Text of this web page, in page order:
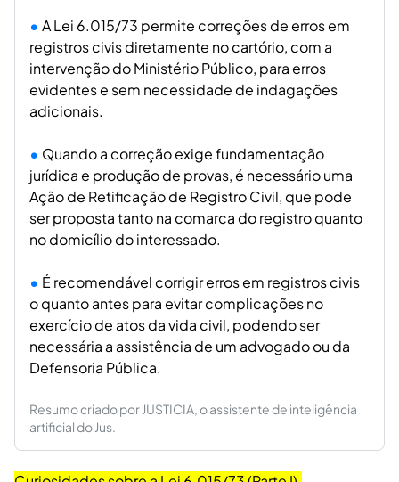
A Lei 6.015/73 permite correções de erros em
registros civis diretamente no cartório, com a
intervenção do Ministério Público, para erros
evidentes e sem necessidade de indagações
adicionais.
Quando a correção exige fundamentação
jurídica e produção de provas, é necessário uma
Ação de Retificação de Registro Civil, que pode
ser proposta tanto na comarca do registro quanto
no domicílio do interessado.
É recomendável corrigir erros em registros civis
o quanto antes para evitar complicações no
exercício de atos da vida civil, podendo ser
necessária a assistência de um advogado ou da
Defensoria Pública.
Resumo criado por JUSTICIA, o assistente de inteligência
artificial do Jus.